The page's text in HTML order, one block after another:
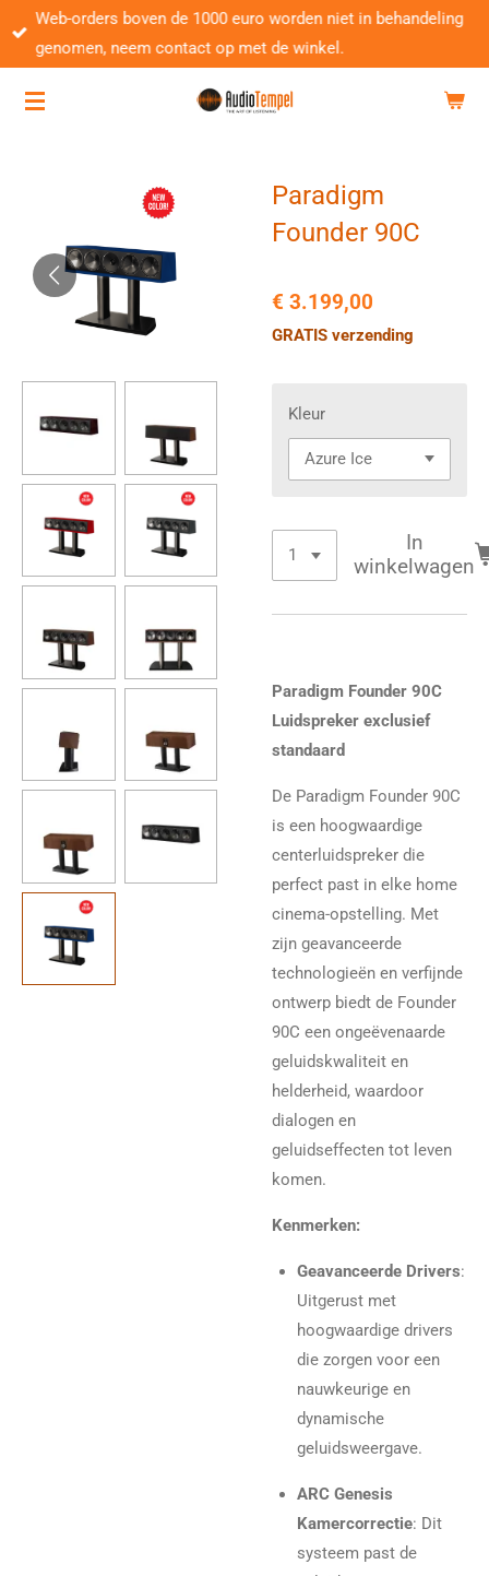
Ga
direct
de
Web-orders boven de 1000 euro worden niet in behandeling
genomen, neem contact op met de winkel.
Paradigm
Founder 90C
€ 3.199,00
GRATIS verzending
Kleur
In
winkelwagen
Paradigm Founder 90C
Luidspreker exclusief
standaard
De Paradigm Founder 90C
is een hoogwaardige
centerluidspreker die
perfect past in elke home
cinema-opstelling. Met
zijn geavanceerde
technologieën en verfijnde
ontwerp biedt de Founder
90C een ongeëvenaarde
geluidskwaliteit en
helderheid, waardoor
dialogen en
geluidseffecten tot leven
komen.
Kenmerken:
Geavanceerde Drivers:
Uitgerust met
hoogwaardige drivers
die zorgen voor een
nauwkeurige en
dynamische
geluidsweergave.
ARC Genesis
Kamercorrectie: Dit
systeem past de